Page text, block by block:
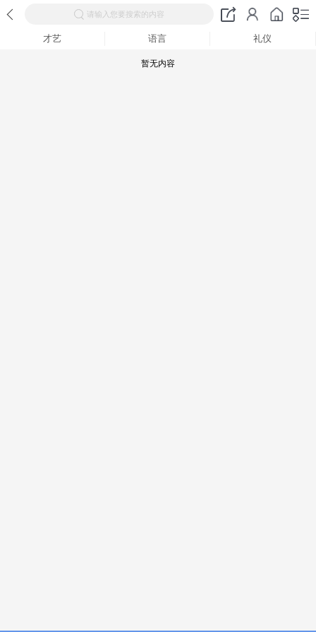
请输入您要搜索的内容
才艺 语言 礼仪
暂无内容